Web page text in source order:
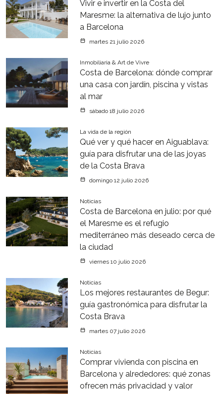
Vivir e invertir en la Costa del
Maresme: la alternativa de lujo junto
a Barcelona
martes 21 julio 2026
Inmobiliaria & Art de Vivre
Costa de Barcelona: dónde comprar
una casa con jardín, piscina y vistas
al mar
sábado 18 julio 2026
La vida de la región
Qué ver y qué hacer en Aiguablava:
guía para disfrutar una de las joyas
de la Costa Brava
domingo 12 julio 2026
Noticias
Costa de Barcelona en julio: por qué
el Maresme es el refugio
mediterráneo más deseado cerca de
la ciudad
viernes 10 julio 2026
Noticias
Los mejores restaurantes de Begur:
guía gastronómica para disfrutar la
Costa Brava
martes 07 julio 2026
Noticias
Comprar vivienda con piscina en
Barcelona y alrededores: qué zonas
ofrecen más privacidad y valor